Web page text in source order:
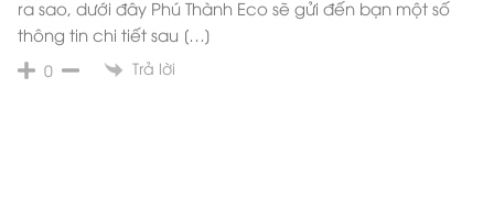
ra sao, dưới đây Phú Thành Eco sẽ gửi đến bạn một số
thông tin chi tiết sau […]
0 Trả lời